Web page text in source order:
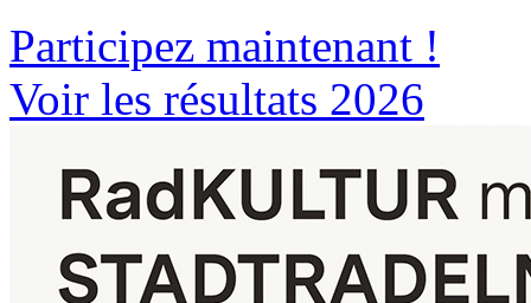
Participez maintenant !
Voir les résultats 2026